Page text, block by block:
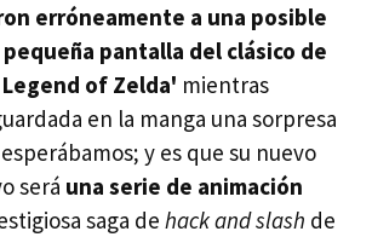
erróneamente a una posible
pantalla del clásico de
of Zelda' mientras
en la manga una sorpresa
y es que su nuevo
será una serie de animación
saga de hack and slash de